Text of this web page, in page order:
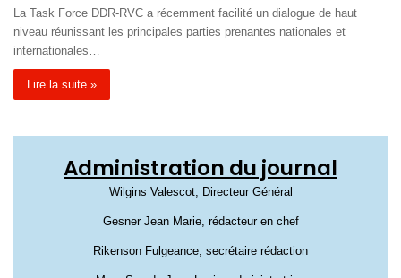
La Task Force DDR-RVC a récemment facilité un dialogue de haut
niveau réunissant les principales parties prenantes nationales et
internationales…
Lire la suite »
Administration du journal
Wilgins Valescot, Directeur Général
Gesner Jean Marie, rédacteur en chef
Rikenson Fulgeance, secrétaire rédaction